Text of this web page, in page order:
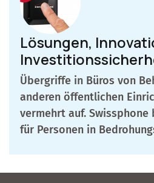
Lösungen,
Übergriffe in Büros von
anderen öffentlichen
vermehrt auf.
für Personen in